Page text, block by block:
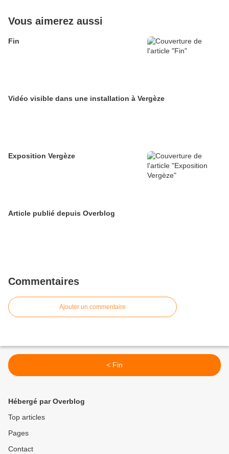
Vous aimerez aussi
Fin
Vidéo visible dans une installation à Vergèze
Exposition Vergèze
Article publié depuis Overblog
Commentaires
Ajouter un commentaire
< Fin
Hébergé par Overblog
Top articles
Pages
Contact